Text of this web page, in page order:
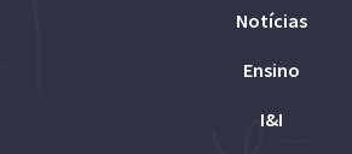
Notícias
Ensino
I&I